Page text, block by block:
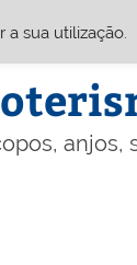
a sua utilização.